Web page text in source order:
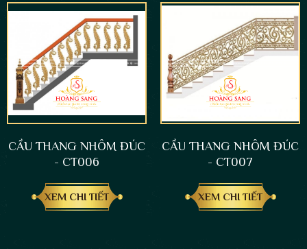
CẦU THANG NHÔM ĐÚC
- CT006
XEM CHI TIẾT
CẦU THANG NHÔM ĐÚC
- CT007
XEM CHI TIẾT